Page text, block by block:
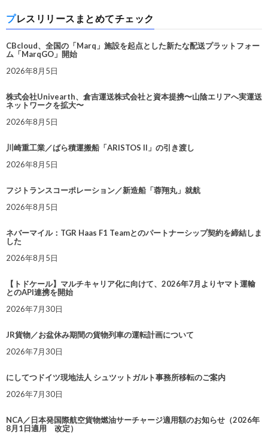
プレスリリースまとめてチェック
CBcloud、全国の「Marq」施設を起点とした新たな配送プラットフォー
ム「MarqGO」開始
2026年8月5日
株式会社Univearth、倉吉運送株式会社と資本提携〜山陰エリアへ実運送
ネットワークを拡大〜
2026年8月5日
川崎重工業／ばら積運搬船「ARISTOS II」の引き渡し
2026年8月5日
フジトランスコーポレーション／新造船「蓉翔丸」就航
2026年8月5日
ネバーマイル：TGR Haas F1 Teamとのパートナーシップ契約を締結しま
した
2026年8月5日
【トドケール】マルチキャリア化に向けて、2026年7月よりヤマト運輸
とのAPI連携を開始
2026年7月30日
JR貨物／お盆休み期間の貨物列車の運転計画について
2026年7月30日
にしてつドイツ現地法人 シュツットガルト事務所移転のご案内
2026年7月30日
NCA／日本発国際航空貨物燃油サーチャージ適用額のお知らせ（2026年
8月1日適用 改定）